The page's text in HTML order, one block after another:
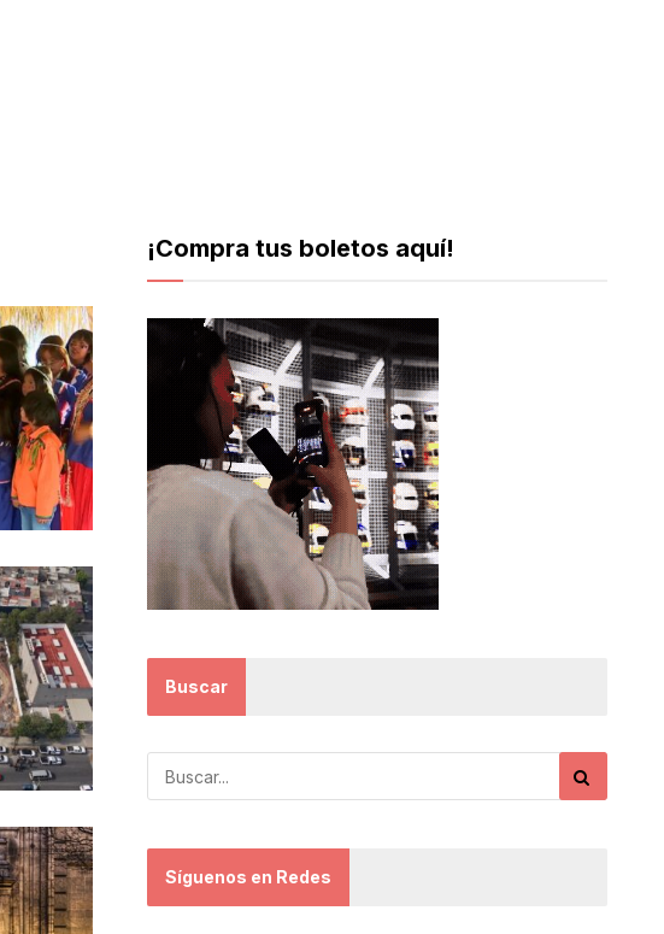
¡Compra tus boletos aquí!
Buscar
Síguenos en Redes